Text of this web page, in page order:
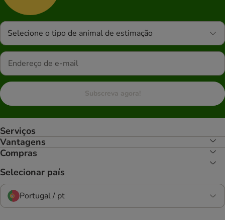
Selecione o tipo de animal de estimação
Subscreva agora!
Serviços
Vantagens
Compras
Selecionar país
Portugal / pt